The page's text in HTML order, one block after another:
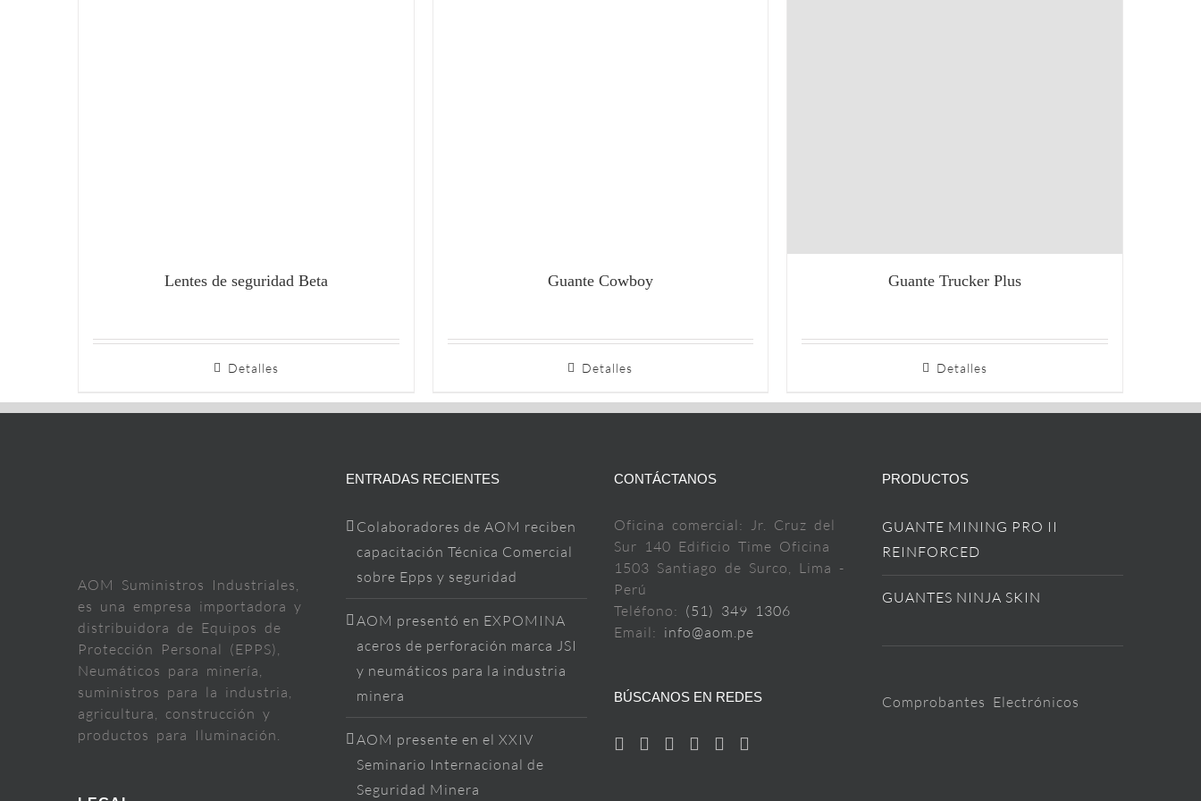
Lentes de seguridad Beta
Detalles
Guante Cowboy
Detalles
Guante Trucker Plus
Detalles
AOM Suministros Industriales,
es una empresa importadora y
distribuidora de Equipos de
Protección Personal (EPPS),
Neumáticos para minería,
suministros para la industria,
agricultura, construcción y
productos para Iluminación.
ENTRADAS RECIENTES
Colaboradores de AOM reciben
capacitación Técnica Comercial
sobre Epps y seguridad
AOM presentó en EXPOMINA
aceros de perforación marca JSI
y neumáticos para la industria
minera
AOM presente en el XXIV
Seminario Internacional de
Seguridad Minera
CONTÁCTANOS
Oficina comercial: Jr. Cruz del
Sur 140 Edificio Time Oficina
1503 Santiago de Surco, Lima -
Perú
Teléfono: (51) 349 1306
Email: info@aom.pe
BÚSCANOS EN REDES
PRODUCTOS
GUANTE MINING PRO II
REINFORCED
GUANTES NINJA SKIN
Comprobantes Electrónicos